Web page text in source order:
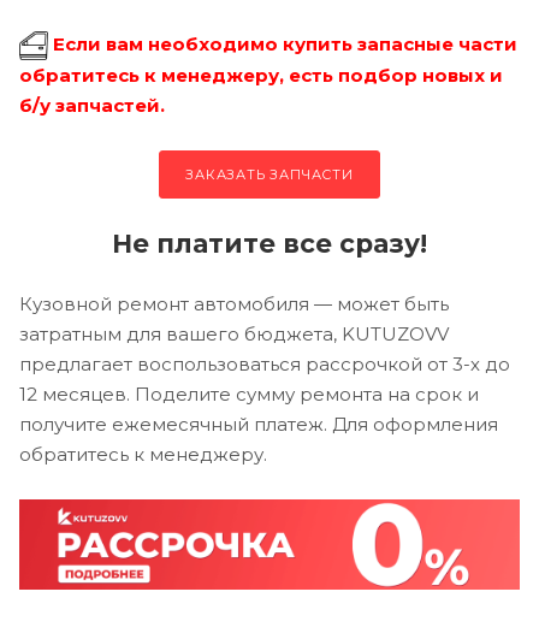
Если вам необходимо купить запасные части
обратитесь к менеджеру, есть подбор новых и
б/у запчастей.
ЗАКАЗАТЬ ЗАПЧАСТИ
Не платите все сразу!
Кузовной ремонт автомобиля — может быть
затратным для вашего бюджета, KUTUZOVV
предлагает воспользоваться рассрочкой от 3-х до
12 месяцев. Поделите сумму ремонта на срок и
получите ежемесячный платеж. Для оформления
обратитесь к менеджеру.